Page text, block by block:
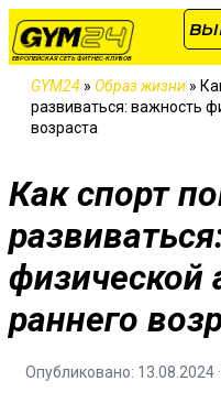
ЕВРОПЕЙСКАЯ СЕТЬ ФИТНЕС-КЛУБОВ
GYM24 » Образ жизни »
развиваться: важность
возраста
Как спорт
физической
раннего
Опубликовано: 13.08.2024